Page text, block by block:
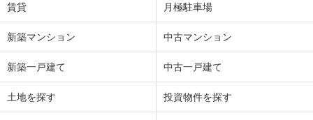
賃貸 月極駐車場
新築マンション 中古マンション
新築一戸建て 中古一戸建て
土地を探す 投資物件を探す